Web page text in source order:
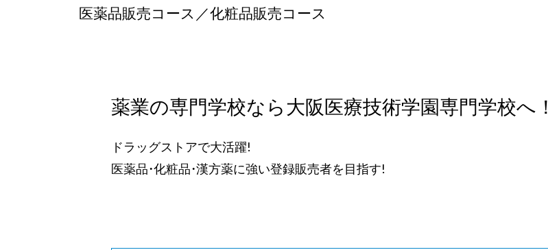
医薬品販売コース／化粧品販売コース
薬業の専門学校なら大阪医療技術学園専門学校へ！
ドラッグストアで大活躍!
医薬品・化粧品・漢方薬に強い登録販売者を目指す!